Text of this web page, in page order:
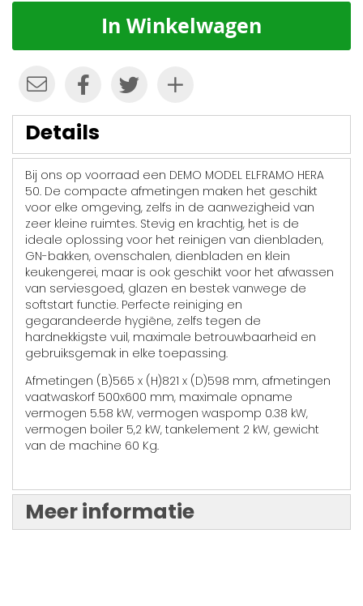
In Winkelwagen
Details
Bij ons op voorraad een DEMO MODEL ELFRAMO HERA
50. De compacte afmetingen maken het geschikt
voor elke omgeving, zelfs in de aanwezigheid van
zeer kleine ruimtes. Stevig en krachtig, het is de
ideale oplossing voor het reinigen van dienbladen,
GN-bakken, ovenschalen, dienbladen en klein
keukengerei, maar is ook geschikt voor het afwassen
van serviesgoed, glazen en bestek vanwege de
softstart functie. Perfecte reiniging en
gegarandeerde hygiëne, zelfs tegen de
hardnekkigste vuil, maximale betrouwbaarheid en
gebruiksgemak in elke toepassing.
Afmetingen (B)565 x (H)821 x (D)598 mm, afmetingen
vaatwaskorf 500x600 mm, maximale opname
vermogen 5.58 kW, vermogen waspomp 0.38 kW,
vermogen boiler 5,2 kW, tankelement 2 kW, gewicht
van de machine 60 Kg.
Meer informatie